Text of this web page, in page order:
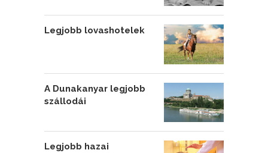
Legjobb lovashotelek
A Dunakanyar legjobb
szállodái
Legjobb hazai